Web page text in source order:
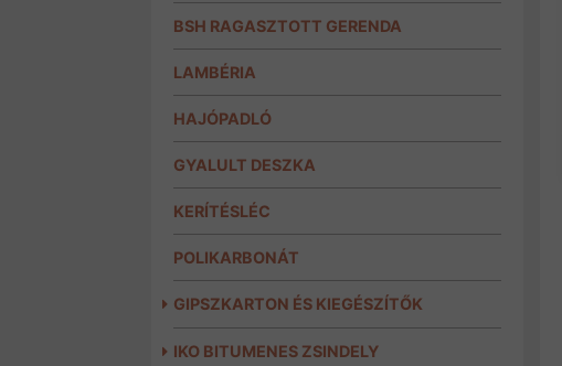
BSH RAGASZTOTT GERENDA
LAMBÉRIA
HAJÓPADLÓ
GYALULT DESZKA
KERÍTÉSLÉC
POLIKARBONÁT
GIPSZKARTON ÉS KIEGÉSZÍTŐK
IKO BITUMENES ZSINDELY